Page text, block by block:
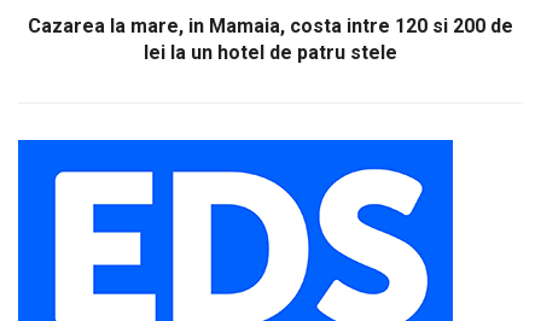
Cazarea la mare, in Mamaia, costa intre 120 si 200 de
lei la un hotel de patru stele